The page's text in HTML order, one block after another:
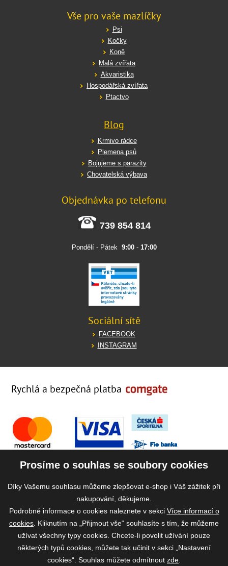
Vše pro vaše mazlíčky
Psi
Kočky
Koně
Malá zvířata
Akvaristika
Hospodářská zvířata
Ptactvo
Blog
Krmivo rádce
Plemena psů
Bojujeme s parazity
Chovatelská výbava
Objednávka po telefonu
739 854 814
Pondělí - Pátek 9:00- 17:00
Sociální sítě
FACEBOOK
INSTAGRAM
Rychlá a bezpečná platba
Prosíme o souhlas se soubory cookies
Díky Vašemu souhlasu můžeme zlepšovat e-shop i Váš zážitek při
nakupování, děkujeme.
Podrobné informace o cookies naleznete v sekci Více informací o
cookies . Kliknutím na „Přijmout vše“ souhlasíte s tím, že můžeme
užívat všechny typy cookies. Chcete-li povolit užívání pouze
některých typů cookies, můžete tak učinit v sekci „Nastavení
cookies“. Souhlas můžete odmítnout zde